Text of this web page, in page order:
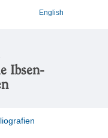
English
Ibsen-